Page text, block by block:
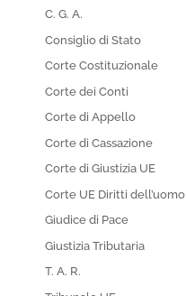
C. G. A.
Consiglio di Stato
Corte Costituzionale
Corte dei Conti
Corte di Appello
Corte di Cassazione
Corte di Giustizia UE
Corte UE Diritti dell’uomo
Giudice di Pace
Giustizia Tributaria
T. A. R.